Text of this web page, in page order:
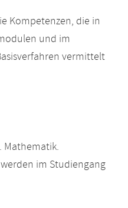
Kompetenzen, die in
und im
vermittelt
Mathematik.
im Studiengang